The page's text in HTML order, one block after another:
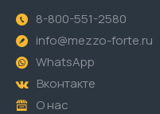
8-800-551-2580
info@mezzo-forte.ru
WhatsApp
Вконтакте
О нас